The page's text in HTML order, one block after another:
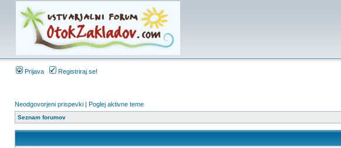
Prijava Registriraj se!
Neodgovorjeni prispevki | Poglej aktivne teme
Seznam forumov